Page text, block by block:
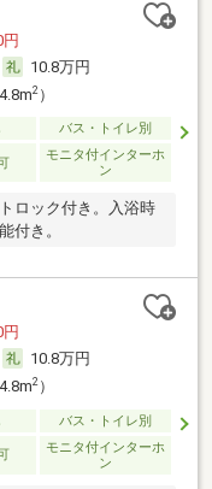
10.8万円
2）
バス・トイレ別
モニタ付インターホ
ン
ロック付き。入浴時
付き。
10.8万円
2）
バス・トイレ別
モニタ付インターホ
ン